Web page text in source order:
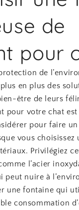
de
pour
de
en plus des
être de leurs
pour votre chat
pour faire
vous
Privilégiez
l’acier
peut nuire à
une fontaine qui
consommation